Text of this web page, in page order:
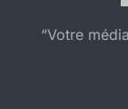
“Votre